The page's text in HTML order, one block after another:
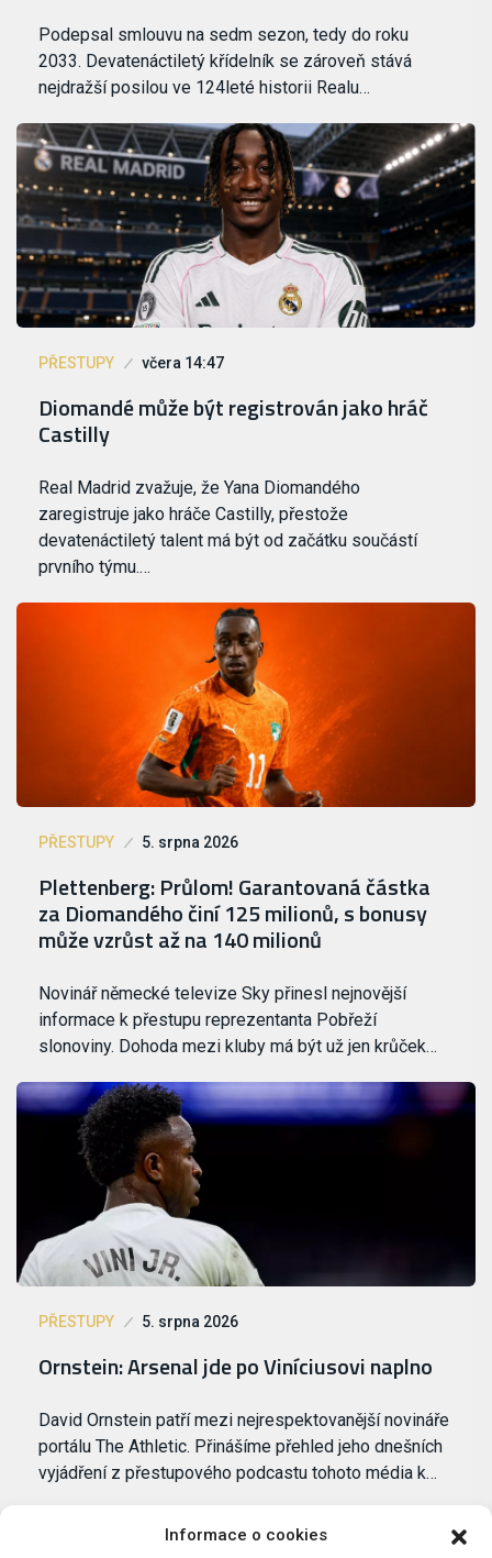
Informace o cookies
Podepsal smlouvu na sedm sezon, tedy do roku
2033. Devatenáctiletý křídelník se zároveň stává
nejdražší posilou ve 124leté historii Realu…
PŘESTUPY včera 14:47
Diomandé může být registrován jako hráč
Castilly
Real Madrid zvažuje, že Yana Diomandého
zaregistruje jako hráče Castilly, přestože
devatenáctiletý talent má být od začátku součástí
prvního týmu.…
PŘESTUPY 5. srpna 2026
Plettenberg: Průlom! Garantovaná částka
za Diomandého činí 125 milionů, s bonusy
může vzrůst až na 140 milionů
Novinář německé televize Sky přinesl nejnovější
informace k přestupu reprezentanta Pobřeží
slonoviny. Dohoda mezi kluby má být už jen krůček…
PŘESTUPY 5. srpna 2026
Ornstein: Arsenal jde po Viníciusovi naplno
David Ornstein patří mezi nejrespektovanější novináře
portálu The Athletic. Přinášíme přehled jeho dnešních
vyjádření z přestupového podcastu tohoto média k…